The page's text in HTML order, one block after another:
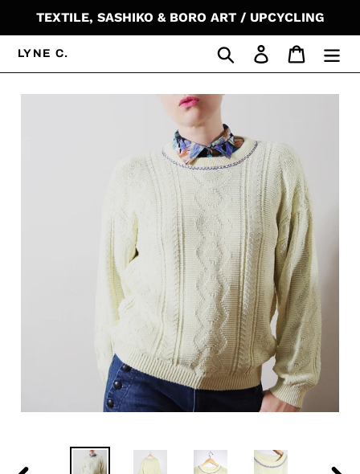
directamente
contenido
TEXTILE, SASHIKO & BORO ART / UPCYCLING
LYNE C. Buscar Ingresar Carrito